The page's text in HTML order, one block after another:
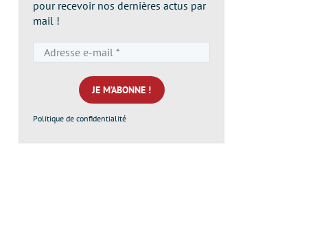
pour recevoir nos dernières actus par
mail !
e-
mail
*
Politique de confidentialité